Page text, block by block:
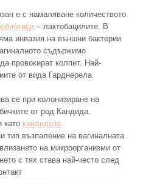
е с намаляване количеството
– лактобацилите. В
инвазия на външни бактерии
съдържимо
провокират колпит. Най-
от вида Гарднерела
се при колонизиране на
от род Кандида.
като кандидоза
тип възпаление на вагиналната
на микроорганизми от
с тях става най-често след